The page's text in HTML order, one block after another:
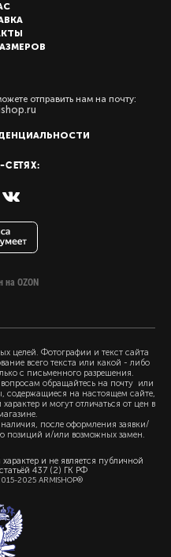
отправить нам на почту:
OZON
целей. Фотографии и текст сайта
всего текста или какой - либо
с письменного разрешения.
обращайтесь на почту или
содержащиеся на настоящем сайте,
и могут отличаться от цен в
после оформления заявки/
позиций и/или возможных замен.
и не является публичной
437 (2) ГК РФ
2025 ARMISHOP®